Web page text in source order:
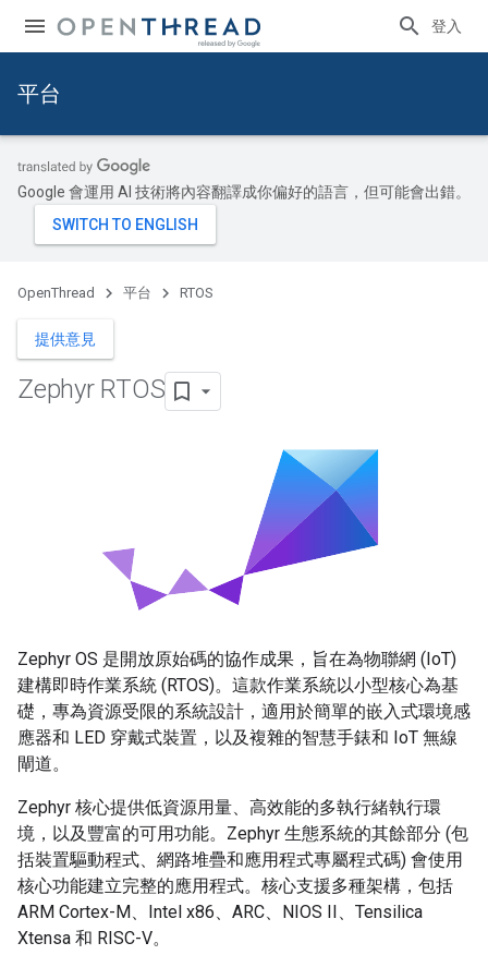
登入
平台
Google 會運用 AI 技術將內容翻譯成你偏好的語言，但可能會出錯。
OpenThread 平台 RTOS
提供意見
Zephyr RTOS
Zephyr OS 是開放原始碼的協作成果，旨在為物聯網 (IoT)
建構即時作業系統 (RTOS)。這款作業系統以小型核心為基
礎，專為資源受限的系統設計，適用於簡單的嵌入式環境感
應器和 LED 穿戴式裝置，以及複雜的智慧手錶和 IoT 無線
閘道。
Zephyr 核心提供低資源用量、高效能的多執行緒執行環
境，以及豐富的可用功能。Zephyr 生態系統的其餘部分 (包
括裝置驅動程式、網路堆疊和應用程式專屬程式碼) 會使用
核心功能建立完整的應用程式。核心支援多種架構，包括
ARM Cortex-M、Intel x86、ARC、NIOS II、Tensilica
Xtensa 和 RISC-V。